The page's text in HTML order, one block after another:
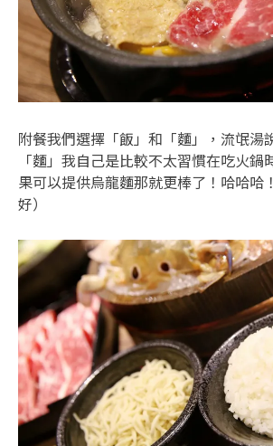
附餐我們選擇「飯」和「麵」，流氓湯
「麵」我自己是比較不太習慣在吃火鍋
果可以提供烏龍麵那就更棒了！哈哈哈
好）